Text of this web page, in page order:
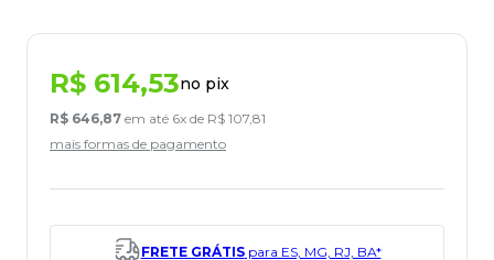
R$ 614,53no pix
R$ 646,87 em até 6x de R$ 107,81
mais formas de pagamento
FRETE GRÁTISpara ES, MG, RJ, BA*